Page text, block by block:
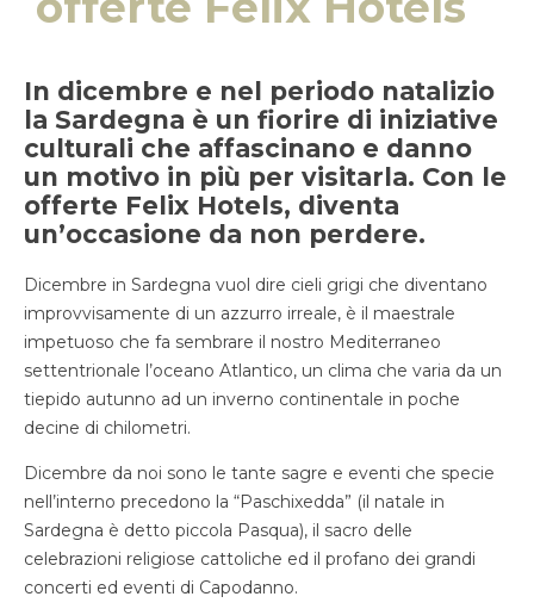
In dicembre e nel periodo natalizio
la Sardegna è un fiorire di iniziative
culturali che affascinano e danno
un motivo in più per visitarla. Con le
offerte Felix Hotels, diventa
un’occasione da non perdere.
Dicembre in Sardegna vuol dire cieli grigi che diventano
improvvisamente di un azzurro irreale, è il maestrale
impetuoso che fa sembrare il nostro Mediterraneo
settentrionale l’oceano Atlantico, un clima che varia da un
tiepido autunno ad un inverno continentale in poche
decine di chilometri.
Dicembre da noi sono le tante sagre e eventi che specie
nell’interno precedono la “Paschixedda” (il natale in
Sardegna è detto piccola Pasqua), il sacro delle
celebrazioni religiose cattoliche ed il profano dei grandi
concerti ed eventi di Capodanno.